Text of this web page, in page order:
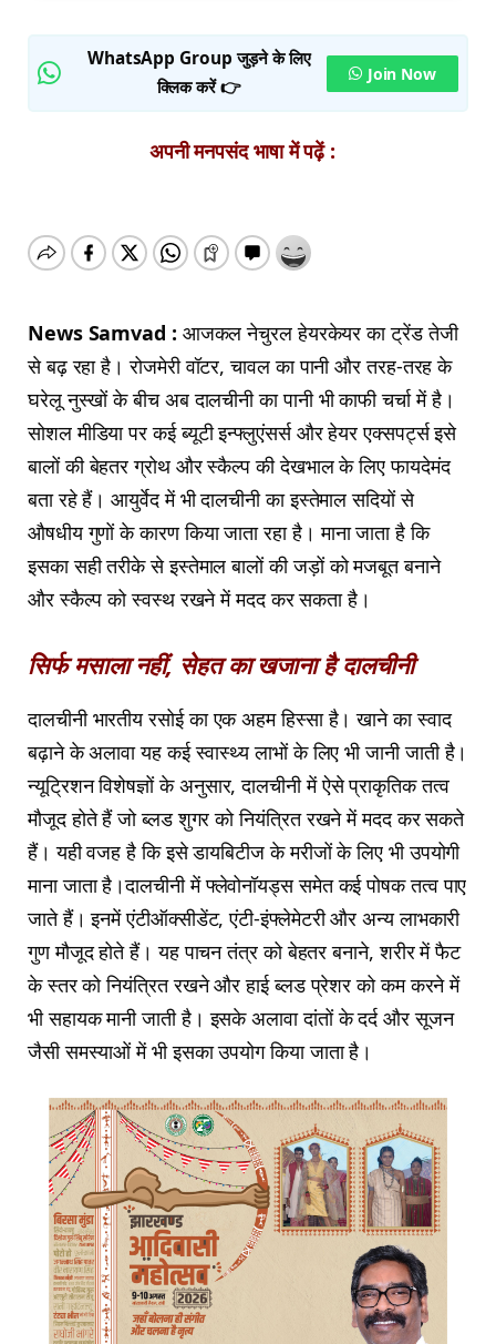
WhatsApp Group जुड़ने के लिए
क्लिक करें 👉
Join Now
अपनी मनपसंद भाषा में पढ़ें :
News Samvad : आजकल नेचुरल हेयरकेयर का ट्रेंड तेजी
से बढ़ रहा है। रोजमेरी वॉटर, चावल का पानी और तरह-तरह के
घरेलू नुस्खों के बीच अब दालचीनी का पानी भी काफी चर्चा में है।
सोशल मीडिया पर कई ब्यूटी इन्फ्लुएंसर्स और हेयर एक्सपर्ट्स इसे
बालों की बेहतर ग्रोथ और स्कैल्प की देखभाल के लिए फायदेमंद
बता रहे हैं। आयुर्वेद में भी दालचीनी का इस्तेमाल सदियों से
औषधीय गुणों के कारण किया जाता रहा है। माना जाता है कि
इसका सही तरीके से इस्तेमाल बालों की जड़ों को मजबूत बनाने
और स्कैल्प को स्वस्थ रखने में मदद कर सकता है।
सिर्फ मसाला नहीं, सेहत का खजाना है दालचीनी
दालचीनी भारतीय रसोई का एक अहम हिस्सा है। खाने का स्वाद
बढ़ाने के अलावा यह कई स्वास्थ्य लाभों के लिए भी जानी जाती है।
न्यूट्रिशन विशेषज्ञों के अनुसार, दालचीनी में ऐसे प्राकृतिक तत्व
मौजूद होते हैं जो ब्लड शुगर को नियंत्रित रखने में मदद कर सकते
हैं। यही वजह है कि इसे डायबिटीज के मरीजों के लिए भी उपयोगी
माना जाता है।दालचीनी में फ्लेवोनॉयड्स समेत कई पोषक तत्व पाए
जाते हैं। इनमें एंटीऑक्सीडेंट, एंटी-इंफ्लेमेटरी और अन्य लाभकारी
गुण मौजूद होते हैं। यह पाचन तंत्र को बेहतर बनाने, शरीर में फैट
के स्तर को नियंत्रित रखने और हाई ब्लड प्रेशर को कम करने में
भी सहायक मानी जाती है। इसके अलावा दांतों के दर्द और सूजन
जैसी समस्याओं में भी इसका उपयोग किया जाता है।